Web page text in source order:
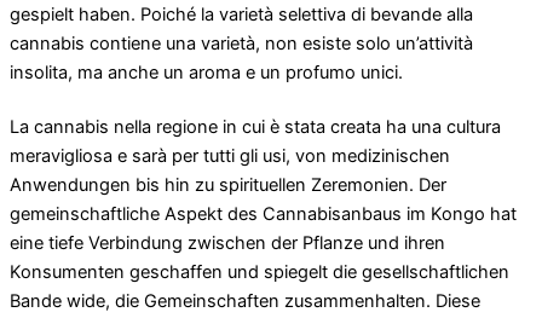
gespielt haben. Poiché la varietà selettiva di bevande alla
cannabis contiene una varietà, non esiste solo un’attività
insolita, ma anche un aroma e un profumo unici.
La cannabis nella regione in cui è stata creata ha una cultura
meravigliosa e sarà per tutti gli usi, von medizinischen
Anwendungen bis hin zu spirituellen Zeremonien. Der
gemeinschaftliche Aspekt des Cannabisanbaus im Kongo hat
eine tiefe Verbindung zwischen der Pflanze und ihren
Konsumenten geschaffen und spiegelt die gesellschaftlichen
Bande wide, die Gemeinschaften zusammenhalten. Diese